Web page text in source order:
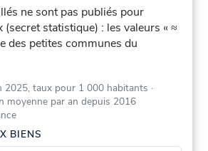
ne sont pas publiés pour
statistique) : les valeurs « ≈
des petites communes du
2025, taux pour 1 000 habitants ·
moyenne par an depuis 2016
BIENS